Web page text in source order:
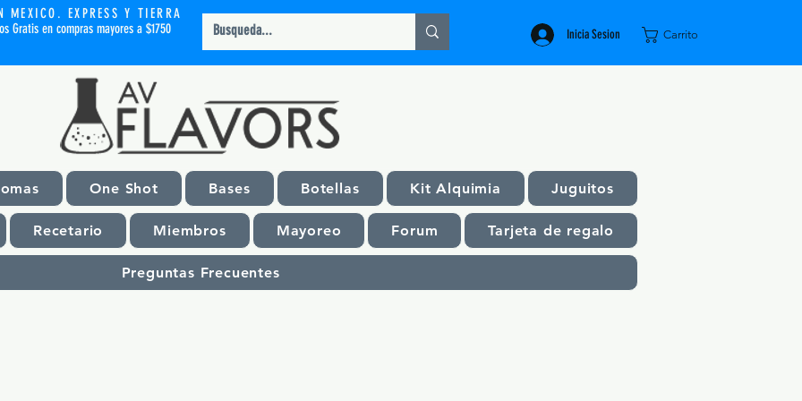
MEXICO. EXPRESS Y TIERRA
Gratis en compras mayores a $1750
Inicia Sesion Carrito
One Shot Bases Botellas Kit Alquimia Juguitos
Recetario Miembros Mayoreo Forum Tarjeta de regalo
Preguntas Frecuentes